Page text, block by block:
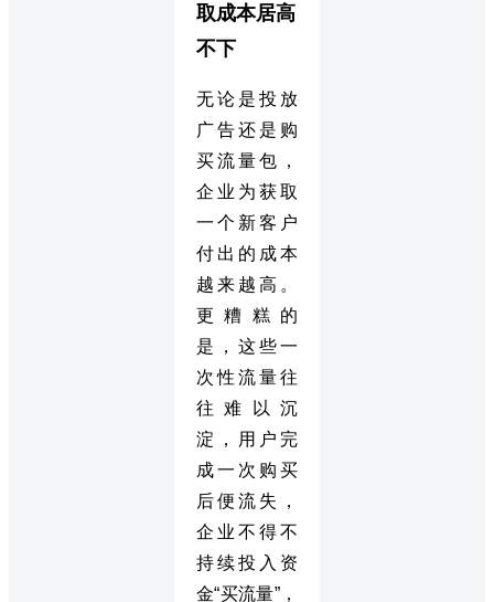
取成本居高
不下
无论是投放
广告还是购
买流量包，
企业为获取
一个新客户
付出的成本
越来越高。
更糟糕的
是，这些一
次性流量往
往难以沉
淀，用户完
成一次购买
后便流失，
企业不得不
持续投入资
金“买流量”，